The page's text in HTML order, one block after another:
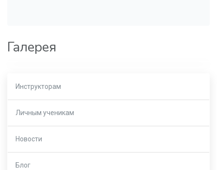
Галерея
Инструкторам
Личным ученикам
Новости
Блог